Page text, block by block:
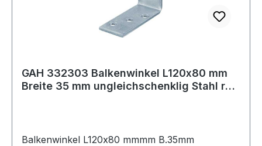
GAH 332303 Balkenwinkel L120x80 mm
Breite 35 mm ungleichschenklig Stahl roh
Balkenwinkel L120x80 mmmm B.35mm